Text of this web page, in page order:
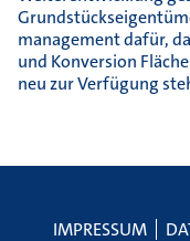
management dafür,
und Konversion
neu zur Verfügung
IMPRESSUM